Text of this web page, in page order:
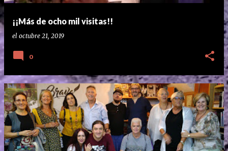
¡¡Más de ocho mil visitas!!
el octubre 21, 2019
0